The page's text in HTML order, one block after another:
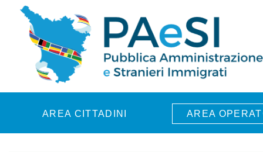
Skip to main content
AREA CITTADINI AREA